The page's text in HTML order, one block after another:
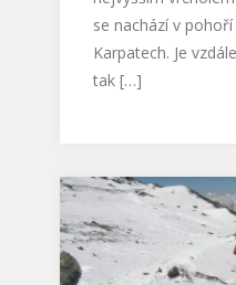
se nachází v pohoří
Karpatech. Je
tak […]